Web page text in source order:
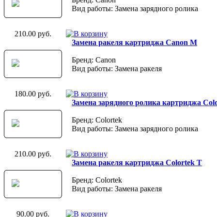
Вид работы: Замена зарядного ролика
210.00 руб.
Замена ракеля картриджа Canon M
Бренд: Canon
Вид работы: Замена ракеля
180.00 руб.
Замена зарядного ролика картриджа
Бренд: Colortek
Вид работы: Замена зарядного ролика
210.00 руб.
Замена ракеля картриджа Colortek T
Бренд: Colortek
Вид работы: Замена ракеля
90.00 руб.